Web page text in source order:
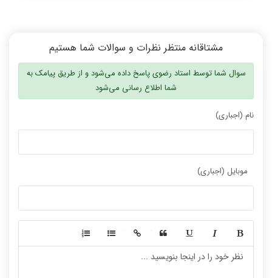
مشتاقانه منتظر نظرات و سوالات شما هستیم
سوال شما توسط استاد رضوی پاسخ داده می‌شود و از طریق پیامک به
شما اطلاع رسانی می‌شود
نام (اجباری)
موبایل (اجباری)
-
-
-
-